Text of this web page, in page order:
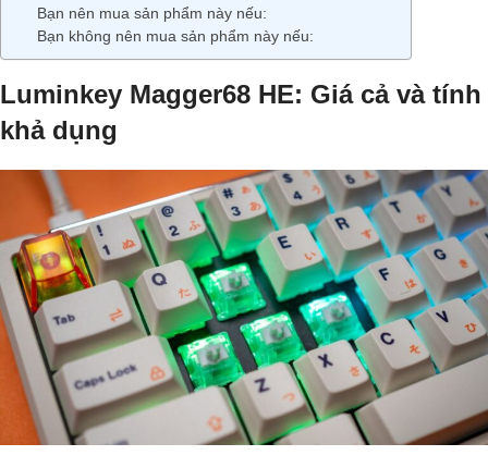
Bạn nên mua sản phẩm này nếu:
Bạn không nên mua sản phẩm này nếu:
Luminkey Magger68 HE: Giá cả và tính
khả dụng